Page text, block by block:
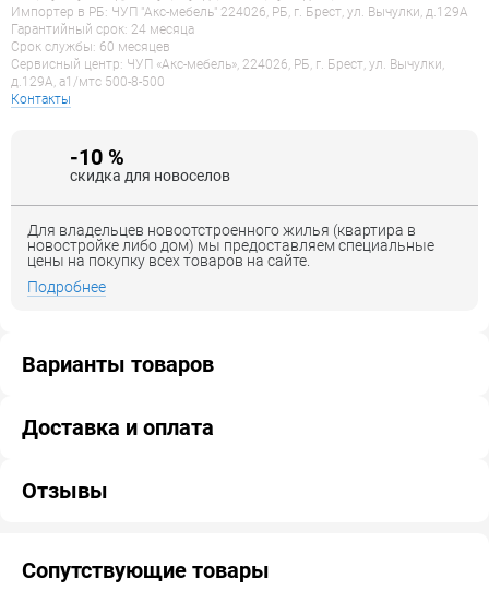
Импортер в РБ: ЧУП "Акс-мебель" 224026, РБ, г. Брест, ул. Вычулки, д.129А
Гарантийный срок: 24 месяца
Срок службы: 60 месяцев
Сервисный центр: ЧУП «Акс-мебель», 224026, РБ, г. Брест, ул. Вычулки,
д.129А, a1/мтс 500-8-500
Контакты
-10 %
скидка для новоселов
Для владельцев новоотстроенного жилья (квартира в
новостройке либо дом) мы предоставляем специальные
цены на покупку всех товаров на сайте.
Подробнее
Варианты товаров
Доставка и оплата
Отзывы
Сопутствующие товары